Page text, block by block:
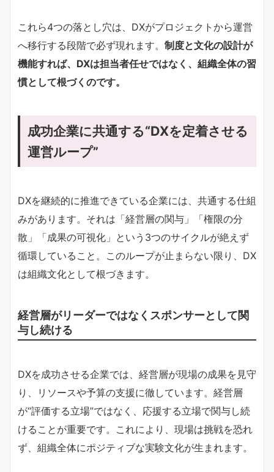
これら4つの落とし穴は、DXがプロジェクトから運営
へ移行する段階で必ず現れます。 制度と文化の設計が
機能すれば、DXは担当者任せではなく、組織全体の習
慣として根づくのです。
成功企業に共通する“DXを定着させる
運営ループ”
DXを継続的に推進できている企業には、共通する仕組
みがあります。それは「経営層の関与」「権限の分
散」「成果の可視化」という3つのサイクルが絶えず
循環していること。このループが止まらない限り、DX
は組織文化として根づきます。
経営層がリーダーではなくスポンサーとして関
与し続ける
DXを成功させる企業では、経営層が現場の成果を見守
り、リソースや予算の支援に徹しています。経営層
が“評価する立場”ではなく、応援する立場で関与し続
けることが重要です。これにより、現場は挑戦を恐れ
ず、組織全体にポジティブな実験文化が生まれます。